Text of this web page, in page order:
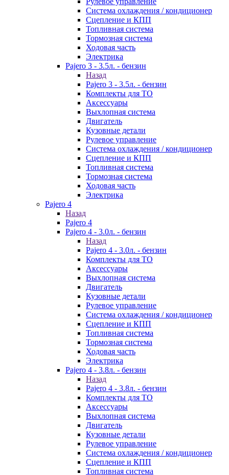
Система охлаждения / кондиционер
Сцепление и КПП
Топливная система
Тормозная система
Ходовая часть
Электрика
Pajero 3 - 3.5л. - бензин
Назад
Pajero 3 - 3.5л. - бензин
Комплекты для ТО
Аксессуары
Выхлопная система
Двигатель
Кузовные детали
Рулевое управление
Система охлаждения / кондиционер
Сцепление и КПП
Топливная система
Тормозная система
Ходовая часть
Электрика
Pajero 4
Назад
Pajero 4
Pajero 4 - 3.0л. - бензин
Назад
Pajero 4 - 3.0л. - бензин
Комплекты для ТО
Аксессуары
Выхлопная система
Двигатель
Кузовные детали
Рулевое управление
Система охлаждения / кондиционер
Сцепление и КПП
Топливная система
Тормозная система
Ходовая часть
Электрика
Pajero 4 - 3.8л. - бензин
Назад
Pajero 4 - 3.8л. - бензин
Комплекты для ТО
Аксессуары
Выхлопная система
Двигатель
Кузовные детали
Рулевое управление
Система охлаждения / кондиционер
Сцепление и КПП
Топливная система